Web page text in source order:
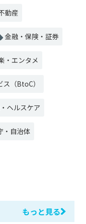
動産
金融・保険・証券
・エンタメ
（BtoC）
ヘルスケア
・自治体
もっと見る